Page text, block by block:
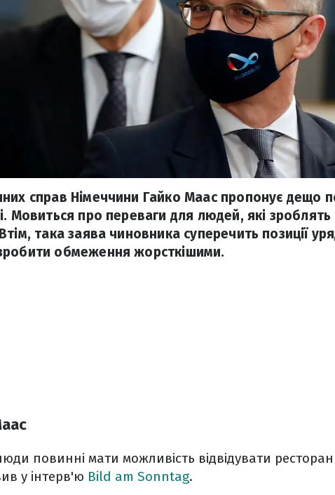
справ Німеччини Гайко Маас пропонує дещо
Мовиться про переваги для людей, які
така заява чиновника суперечить позиції
обмеження жорсткішими.
повинні мати можливість відвідувати
у інтерв'ю Bild am Sonntag.